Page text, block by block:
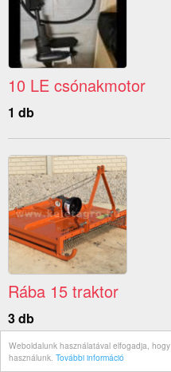
Weboldalunk használatával elfogadja,
használunk. További információ
10 LE csónakmotor
1 db
Rába 15 traktor
3 db